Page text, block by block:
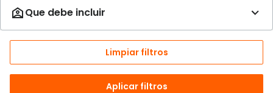
Limpiar filtros
Aplicar filtros